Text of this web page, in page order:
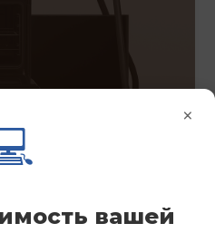
×
вашей